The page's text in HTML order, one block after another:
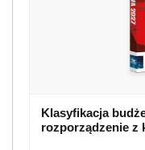
Klasyfikacja
rozporządzenie z